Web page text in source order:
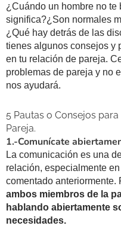
¿Cuándo un hombre no
significa?¿Son normales
¿Qué hay detrás de las
tienes algunos consejos y
en tu relación de pareja.
problemas de pareja y no
nos ayudará.
5 Pautas o Consejos
Pareja.
1.-Comunícate
La comunicación es una
relación, especialmente
comentado anteriormente.
ambos miembros de la
hablando abiertamente
necesidades.